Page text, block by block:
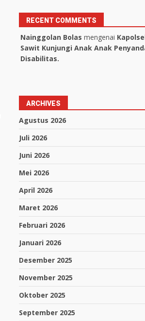
RECENT COMMENTS
Nainggolan Bolas mengenai
Sawit Kunjungi Anak Anak
Disabilitas.
ARCHIVES
Agustus 2026
Juli 2026
Juni 2026
Mei 2026
April 2026
Maret 2026
Februari 2026
Januari 2026
Desember 2025
November 2025
Oktober 2025
September 2025